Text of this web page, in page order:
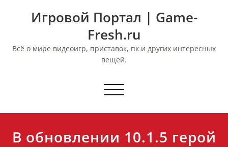
Игровой Портал | Game-
Fresh.ru
Всё о мире видеоигр, приставок, пк и других интересных
вещей.
Переключить
В обновлении 10.1.5 герой